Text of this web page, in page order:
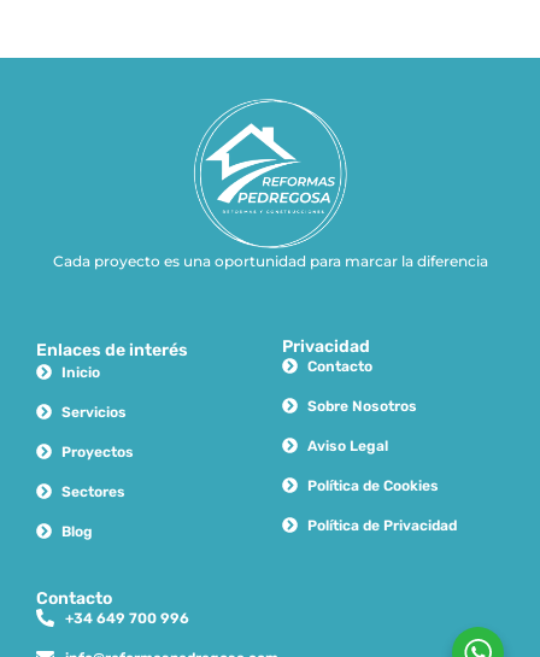
Cada proyecto es una oportunidad para marcar la diferencia
Enlaces de interés
Inicio
Servicios
Proyectos
Sectores
Blog
Privacidad
Contacto
Sobre Nosotros
Aviso Legal
Política de Cookies
Política de Privacidad
Contacto
+34 649 700 996